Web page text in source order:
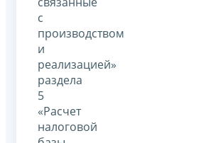
с
производством
и
реализацией»
раздела
5
«Расчет
налоговой